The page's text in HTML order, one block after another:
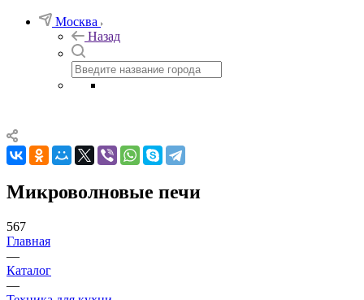
Москва
Назад
Микроволновые печи
567
Главная
—
Каталог
—